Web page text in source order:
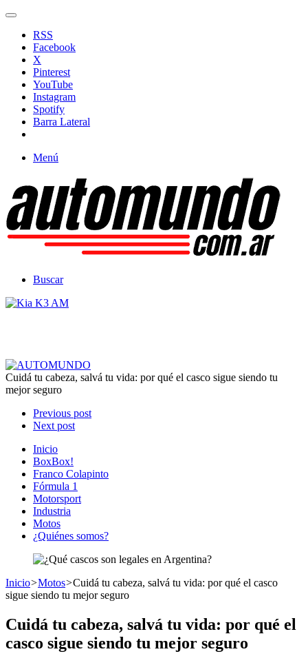
RSS
Facebook
X
Pinterest
YouTube
Instagram
Spotify
Barra Lateral
Menú
Buscar
Cuidá tu cabeza, salvá tu vida: por qué el casco sigue siendo tu
mejor seguro
Previous post
Next post
Inicio
BoxBox!
Franco Colapinto
Fórmula 1
Motorsport
Industria
Motos
¿Quiénes somos?
Inicio>Motos>Cuidá tu cabeza, salvá tu vida: por qué el casco
sigue siendo tu mejor seguro
Cuidá tu cabeza, salvá tu vida: por qué el
casco sigue siendo tu mejor seguro